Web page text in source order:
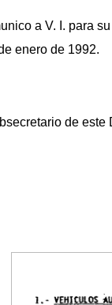
a V. I. para
enero de 1992.
de este